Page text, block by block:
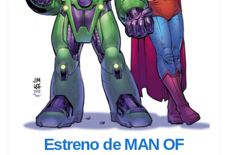
Estreno de MAN OF